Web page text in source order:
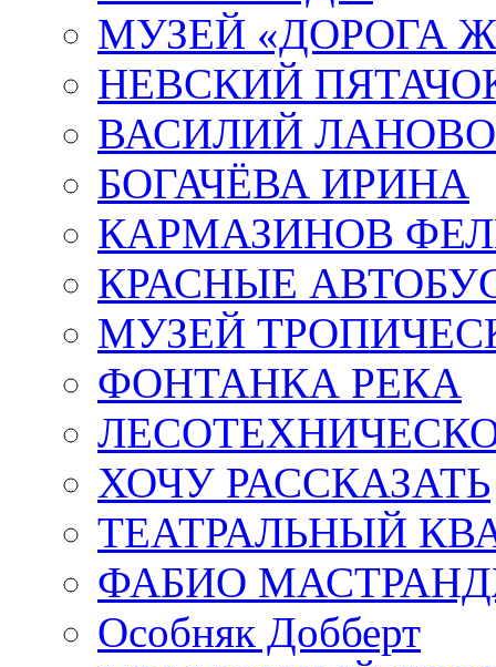
МУЗЕЙ «ДОРОГА
НЕВСКИЙ
ВАСИЛИЙ
БОГАЧЁВА ИРИНА
КАРМАЗИНОВ
КРАСНЫЕ
МУЗЕЙ
ФОНТАНКА РЕКА
ХОЧУ РАССКАЗАТЬ
ТЕАТРАЛЬНЫЙ
ФАБИО
Особняк Добберт